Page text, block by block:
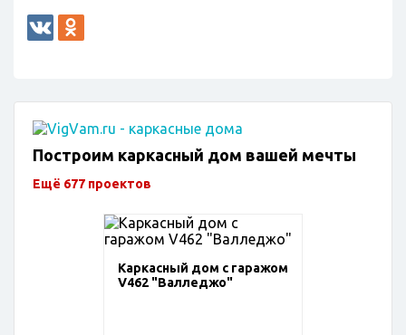
Построим каркасный дом вашей мечты
Ещё 677 проектов
Каркасный дом с гаражом
V462 "Валледжо"